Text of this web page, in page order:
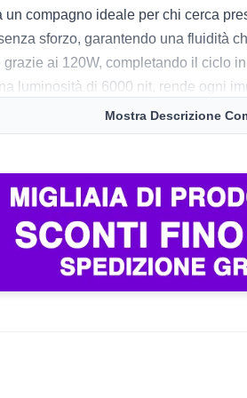
un compagno ideale per chi cerca
sforzo, garantendo una fluidità
ai 120W, completando il ciclo
luminosità di 6000 nit, rende ogni
come riesca a gestire anche i
rendendolo un’ottima scelta
modelli più snelli. La resistenza
qualità del display rende questo
Mostra Descrizione